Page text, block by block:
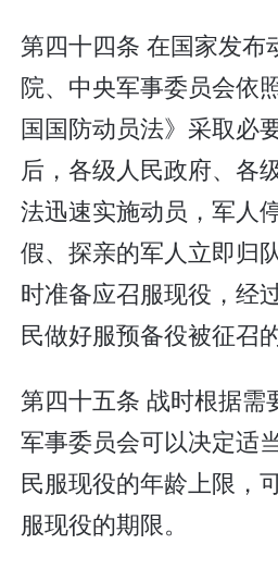
第四十四条 在国家发布
院、中央军事委员会依
国国防动员法》采取必
后，各级人民政府、各
法迅速实施动员，军人
假、探亲的军人立即归
时准备应召服现役，经
民做好服预备役被征召
第四十五条 战时根据需
军事委员会可以决定适
民服现役的年龄上限，
服现役的期限。